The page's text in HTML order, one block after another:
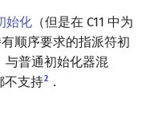
始化 （但是在 C11 中为
有顺序要求的指派符初
与普通初始化器混
不支持2 ．